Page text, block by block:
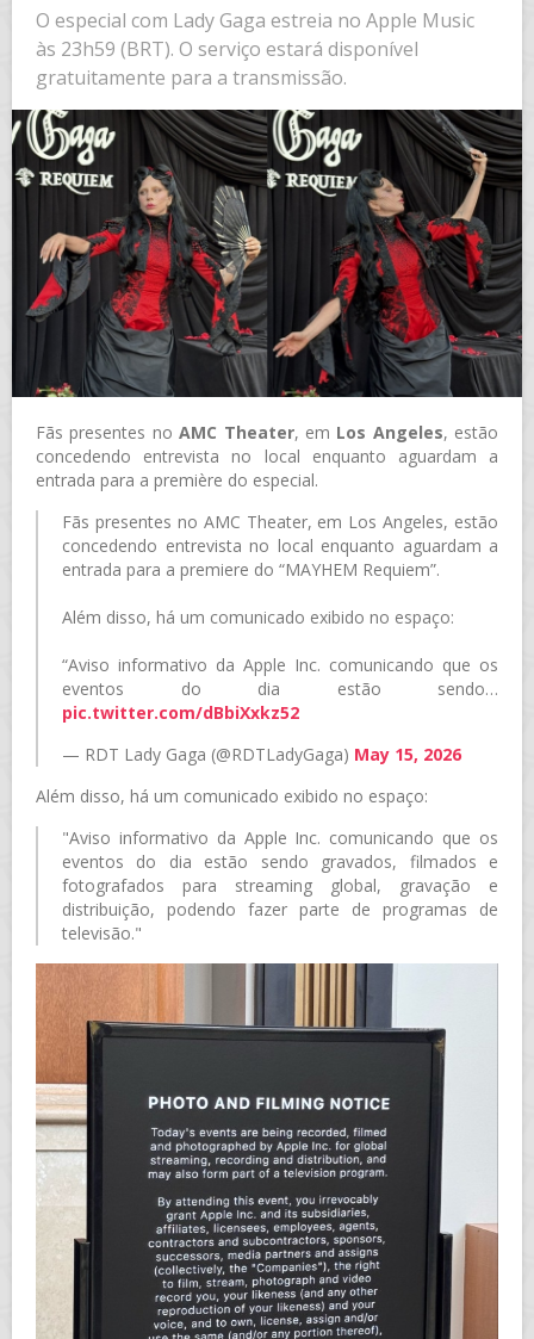
O especial com Lady Gaga estreia no Apple Music
às 23h59 (BRT). O serviço estará disponível
gratuitamente para a transmissão.
Fãs presentes noAMC Theater, em Los Angeles, estão
concedendo entrevista no local enquanto aguardam a
entrada para a première do especial.
Fãs presentes no AMC Theater, em Los Angeles, estão
concedendo entrevista no local enquanto aguardam a
entrada para a premiere do “MAYHEM Requiem”.
Além disso, há um comunicado exibido no espaço:
“Aviso informativo da Apple Inc. comunicando que os
eventos do dia estão sendo…
pic.twitter.com/dBbiXxkz52
— RDT Lady Gaga (@RDTLadyGaga) May 15, 2026
Além disso, há um comunicado exibido no espaço:
"Aviso informativo da Apple Inc. comunicando que os
eventos do dia estão sendo gravados, filmados e
fotografados para streaming global, gravação e
distribuição, podendo fazer parte de programas de
televisão."